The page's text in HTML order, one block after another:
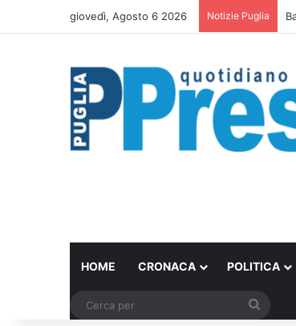
giovedì, Agosto 6 2026 Notizie Puglia
HOME CRONACA POLITICA